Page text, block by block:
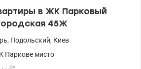
в ЖК Парковый
45Ж
, Подольский, Киев
Паркове мисто